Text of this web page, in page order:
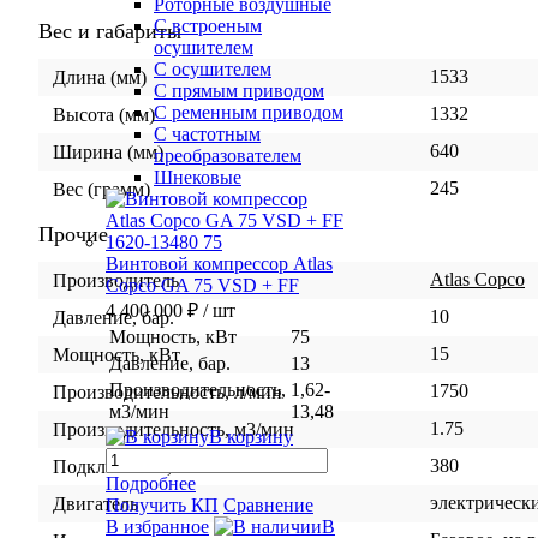
Роторные воздушные
С встроеным
осушителем
С осушителем
С прямым приводом
С ременным приводом
С частотным
преобразователем
Шнековые
Винтовой компрессор Atlas
Copco GA 75 VSD + FF
4 400 000 ₽ / шт
Мощность, кВт
75
Давление, бар.
13
Производительность,
м3/мин
1,62-
13,48
В корзину
Подробнее
Получить КП Сравнение
В избранное
В
Вес и габариты
Длина (мм)
1533
Высота (мм)
1332
Ширина (мм)
640
Вес (грамм)
245
Прочие
Производитель
Atlas Copco
Давление, бар.
10
Мощность, кВт
15
Производительность, л/мин
1750
Производительность, м3/мин
1.75
Подключение, В
380
Двигатель